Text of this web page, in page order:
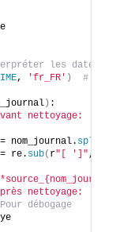
les dates en
, 'fr_FR' ) # ou
) :
nettoyage:
nom_journal.
split
re.
sub( r"[ ']",
nettoyage:
débogage